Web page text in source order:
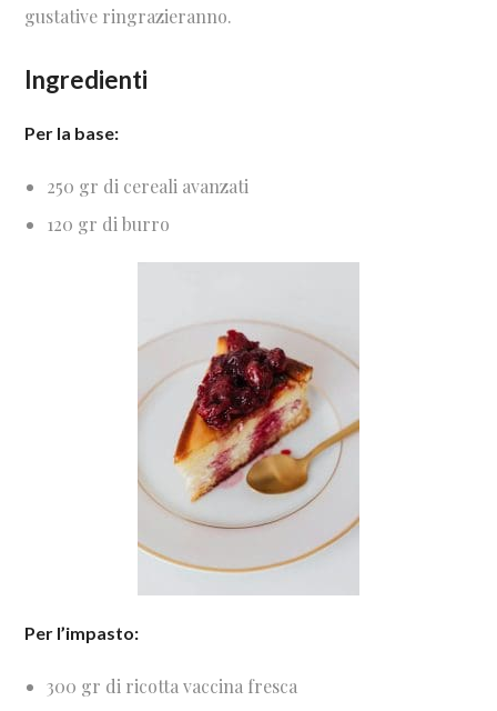
gustative ringrazieranno.
Ingredienti
Per la base:
250 gr di cereali avanzati
120 gr di burro
Per l’impasto:
300 gr di ricotta vaccina fresca